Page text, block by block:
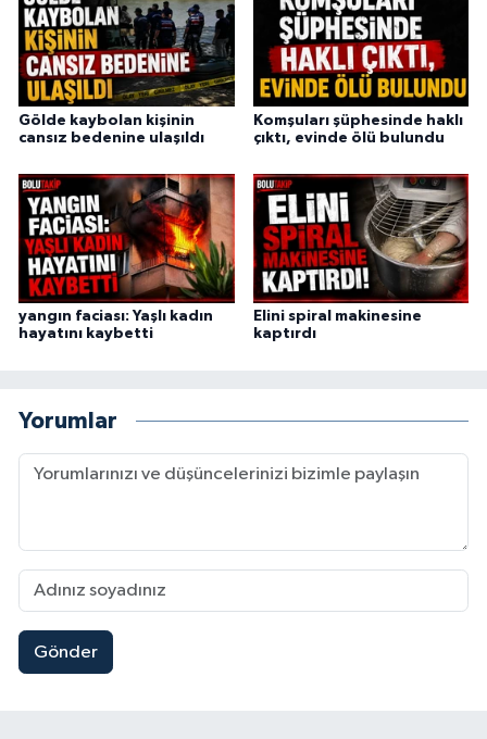
Gölde kaybolan kişinin
cansız bedenine ulaşıldı
Komşuları şüphesinde haklı
çıktı, evinde ölü bulundu
yangın faciası: Yaşlı kadın
hayatını kaybetti
Elini spiral makinesine
kaptırdı
Yorumlar
Gönder